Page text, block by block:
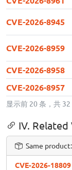
CVE-2026-8945
CVE-2026-8959
CVE-2026-8958
CVE-2026-8957
显示前 20 条，共 32
IV.
Same product:
CVE-2026-18809